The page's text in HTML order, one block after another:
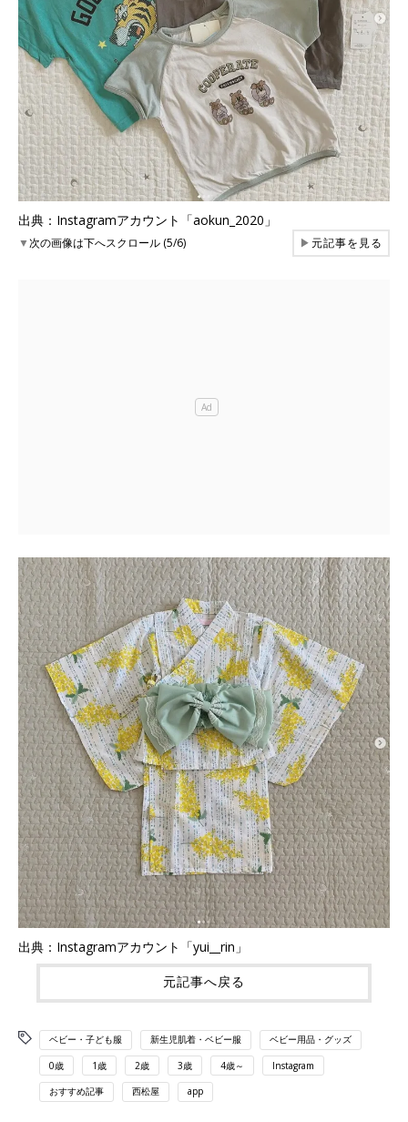
出典：Instagramアカウント「aokun_2020」
▼次の画像は下へスクロール (5/6) ▶元記事を見る
出典：Instagramアカウント「yui__rin」
元記事へ戻る
ベビー・子ども服 新生児肌着・ベビー服 ベビー用品・グッズ
0歳 1歳 2歳 3歳 4歳～ Instagram
おすすめ記事 西松屋 app